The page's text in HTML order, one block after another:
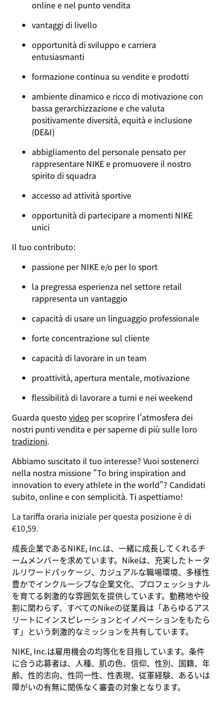
online e nel punto vendita
vantaggi di livello
opportunità di sviluppo e carriera
entusiasmanti
formazione continua su vendite e prodotti
ambiente dinamico e ricco di motivazione con
bassa gerarchizzazione e che valuta
positivamente diversità, equità e inclusione
(DE&I)
abbigliamento del personale pensato per
rappresentare NIKE e promuovere il nostro
spirito di squadra
accesso ad attività sportive
opportunità di partecipare a momenti NIKE
unici
Il tuo contributo:
passione per NIKE e/o per lo sport
la pregressa esperienza nel settore retail
rappresenta un vantaggio
capacità di usare un linguaggio professionale
forte concentrazione sul cliente
capacità di lavorare in un team
proattività, apertura mentale, motivazione
flessibilità di lavorare a turni e nei weekend
Guarda questo video per scoprire l'atmosfera dei
nostri punti vendita e per saperne di più sulle loro
tradizioni.
Abbiamo suscitato il tuo interesse? Vuoi sostenerci
nella nostra missione "To bring inspiration and
innovation to every athlete in the world"? Candidati
subito, online e con semplicità. Ti aspettiamo!
La tariffa oraria iniziale per questa posizione è di
€10,59.
成長企業であるNIKE, Inc.は、一緒に成長してくれるチ
ームメンバーを求めています。Nikeは、充実したトータ
ルリワードパッケージ、カジュアルな職場環境、多様性
豊かでインクルーシブな企業文化、プロフェッショナル
を育てる刺激的な雰囲気を提供しています。勤務地や役
割に関わらず、すべてのNikeの従業員は「あらゆるアス
リートにインスピレーションとイノベーションをもたら
す」という刺激的なミッションを共有しています。
NIKE, Inc.は雇用機会の均等化を目指しています。条件
に合う応募者は、人種、肌の色、信仰、性別、国籍、年
齢、性的志向、性同一性、性表現、従軍経験、あるいは
障がいの有無に関係なく審査の対象となります。